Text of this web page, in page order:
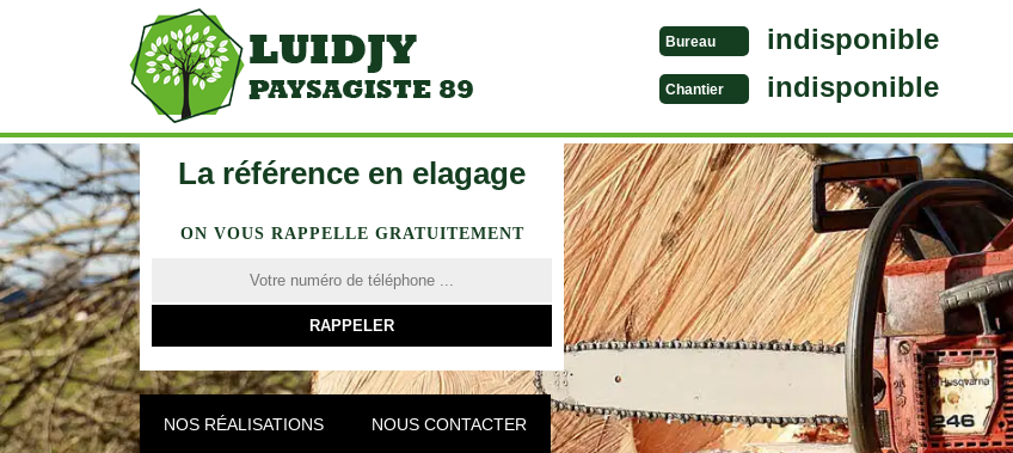
Bureau indisponible
Chantier indisponible
La référence en elagage
ON VOUS RAPPELLE GRATUITEMENT
NOS RÉALISATIONS NOUS CONTACTER